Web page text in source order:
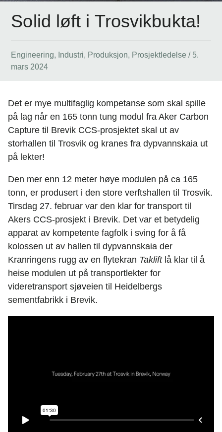
Solid løft i Trosvikbukta!
Engineering, Industri, Produksjon, Prosjektledelse / 5.
mars 2024
Det er mye multifaglig kompetanse som skal spille
på lag når en 165 tonn tung modul fra Aker Carbon
Capture til Brevik CCS-prosjektet skal ut av
storhallen til Trosvik og kranes fra dypvannskaia ut
på lekter!
Den mer enn 12 meter høye modulen på ca 165
tonn, er produsert i den store verftshallen til Trosvik.
Tirsdag 27. februar var den klar for transport til
Akers CCS-prosjekt i Brevik. Det var et betydelig
apparat av kompetente fagfolk i sving for å få
kolossen ut av hallen til dypvannskaia der
Kranringens rugg av en flytekran Takliftlå klar til å
heise modulen ut på transportlekter for
videretransport sjøveien til Heidelbergs
sementfabrikk i Brevik.